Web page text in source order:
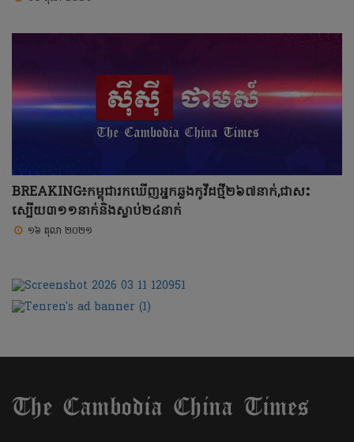
BREAKING៖កម្ពុជារកឃើញអ្នកឆ្លងកូវីដថ្មី២៦៧នាក់,ជាសះ
ស្បើយ៣១១នាក់និងស្លាប់២៤នាក់
១៦ តុលា ២០២១